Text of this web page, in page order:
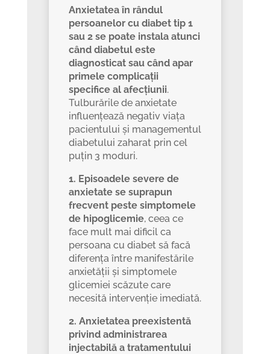
Anxietatea în rândul
persoanelor cu diabet tip 1
sau 2 se poate instala atunci
când diabetul este
diagnosticat sau când apar
primele complicații
specifice al afecțiunii.
Tulburările de anxietate
influențează negativ viața
pacientului și managementul
diabetului zaharat prin cel
puțin 3 moduri.
1. Episoadele severe de
anxietate se suprapun
frecvent peste simptomele
de hipoglicemie, ceea ce
face mult mai dificil ca
persoana cu diabet să facă
diferența între manifestările
anxietății și simptomele
glicemiei scăzute care
necesită intervenție imediată.
2. Anxietatea preexistentă
privind administrarea
injectabilă a tratamentului